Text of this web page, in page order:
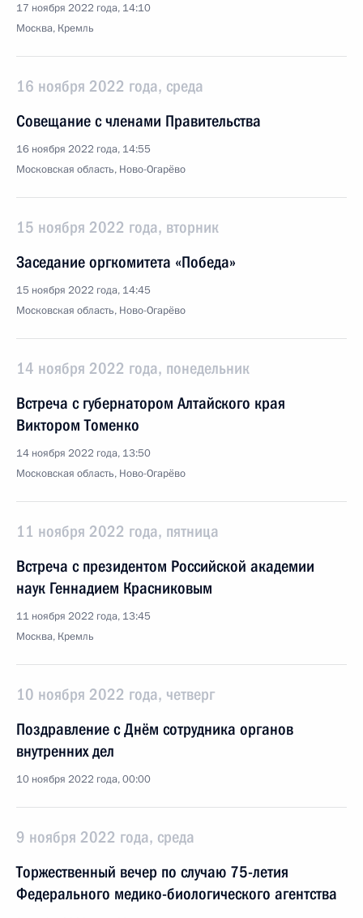
17 ноября 2022 года, 14:10
Москва, Кремль
16 ноября 2022 года, среда
Совещание с членами Правительства
16 ноября 2022 года, 14:55
Московская область, Ново-Огарёво
15 ноября 2022 года, вторник
Заседание оргкомитета «Победа»
15 ноября 2022 года, 14:45
Московская область, Ново-Огарёво
14 ноября 2022 года, понедельник
Встреча с губернатором Алтайского края
Виктором Томенко
14 ноября 2022 года, 13:50
Московская область, Ново-Огарёво
11 ноября 2022 года, пятница
Встреча с президентом Российской академии
наук Геннадием Красниковым
11 ноября 2022 года, 13:45
Москва, Кремль
10 ноября 2022 года, четверг
Поздравление с Днём сотрудника органов
внутренних дел
10 ноября 2022 года, 00:00
9 ноября 2022 года, среда
Торжественный вечер по случаю 75-летия
Федерального медико-биологического агентства